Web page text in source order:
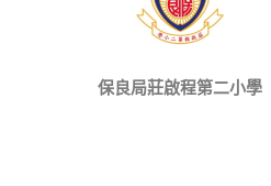
保良局莊啟程第二小學